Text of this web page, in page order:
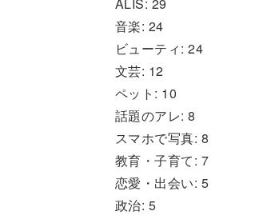
音楽: 24
ビューティ: 24
文芸: 12
ペット: 10
話題のアレ: 8
スマホで写真: 8
教育・子育て: 7
恋愛・出会い: 5
政治: 5